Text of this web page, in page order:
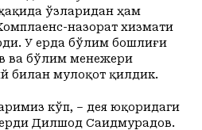
ўзларидан ҳам
назорат хизмати
У ерда бўлим бошлиғи
ва бўлим менежери
билан мулоқот қилдик.
кўп, – дея юқоридаги
Дилшод Саидмурадов.